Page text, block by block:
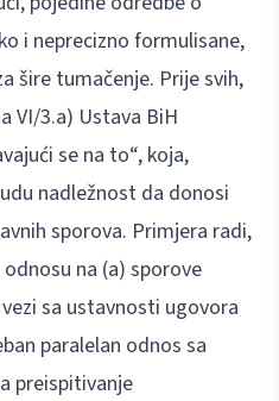
i neprecizno formulisane,
šire tumačenje. Prije svih,
VI/3.a) Ustava BiH
se na to“, koja,
nadležnost da donosi
sporova. Primjera radi,
na (a) sporove
sa ustavnosti ugovora
paralelan odnos sa
preispitivanje